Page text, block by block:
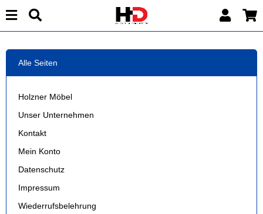
Alle Seiten
Holzner Möbel
Unser Unternehmen
Kontakt
Mein Konto
Datenschutz
Impressum
Wiederrufsbelehrung